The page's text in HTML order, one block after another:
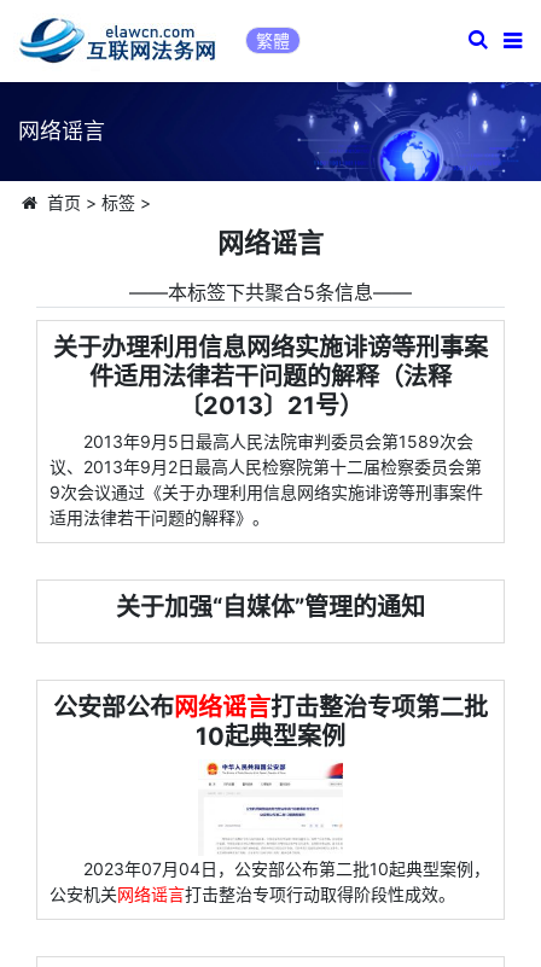
繁體
网络谣言
首页 > 标签>
网络谣言
――本标签下共聚合5条信息――
关于办理利用信息网络实施诽谤等刑事案
件适用法律若干问题的解释（法释
〔2013〕21号）
2013年9月5日最高人民法院审判委员会第1589次会
议、2013年9月2日最高人民检察院第十二届检察委员会第
9次会议通过《关于办理利用信息网络实施诽谤等刑事案件
适用法律若干问题的解释》。
关于加强“自媒体”管理的通知
公安部公布网络谣言打击整治专项第二批
10起典型案例
2023年07月04日，公安部公布第二批10起典型案例，
公安机关网络谣言打击整治专项行动取得阶段性成效。